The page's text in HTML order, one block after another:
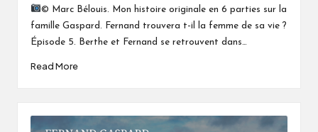
by © Marc Bélouis. Mon histoire originale en 6 parties sur la
famille Gaspard. Fernand trouvera t-il la femme de sa vie ?
Épisode 5. Berthe et Fernand se retrouvent dans…
Read More